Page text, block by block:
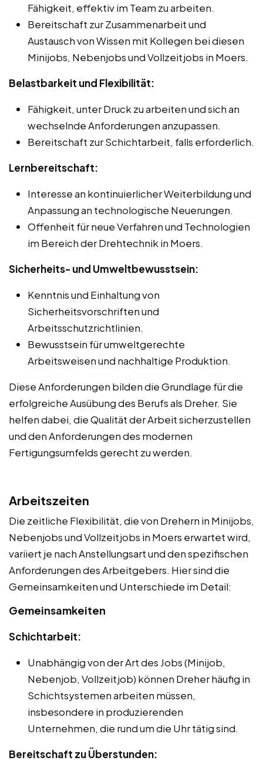
Fähigkeit, effektiv im Team zu arbeiten.
Bereitschaft zur Zusammenarbeit und
Austausch von Wissen mit Kollegen bei diesen
Minijobs, Nebenjobs und Vollzeitjobs in Moers.
Belastbarkeit und Flexibilität:
Fähigkeit, unter Druck zu arbeiten und sich an
wechselnde Anforderungen anzupassen.
Bereitschaft zur Schichtarbeit, falls erforderlich.
Lernbereitschaft:
Interesse an kontinuierlicher Weiterbildung und
Anpassung an technologische Neuerungen.
Offenheit für neue Verfahren und Technologien
im Bereich der Drehtechnik in Moers.
Sicherheits- und Umweltbewusstsein:
Kenntnis und Einhaltung von
Sicherheitsvorschriften und
Arbeitsschutzrichtlinien.
Bewusstsein für umweltgerechte
Arbeitsweisen und nachhaltige Produktion.
Diese Anforderungen bilden die Grundlage für die
erfolgreiche Ausübung des Berufs als Dreher. Sie
helfen dabei, die Qualität der Arbeit sicherzustellen
und den Anforderungen des modernen
Fertigungsumfelds gerecht zu werden.
Arbeitszeiten
Die zeitliche Flexibilität, die von Drehern in Minijobs,
Nebenjobs und Vollzeitjobs in Moers erwartet wird,
variiert je nach Anstellungsart und den spezifischen
Anforderungen des Arbeitgebers. Hier sind die
Gemeinsamkeiten und Unterschiede im Detail:
Gemeinsamkeiten
Schichtarbeit:
Unabhängig von der Art des Jobs (Minijob,
Nebenjob, Vollzeitjob) können Dreher häufig in
Schichtsystemen arbeiten müssen,
insbesondere in produzierenden
Unternehmen, die rund um die Uhr tätig sind.
Bereitschaft zu Überstunden: